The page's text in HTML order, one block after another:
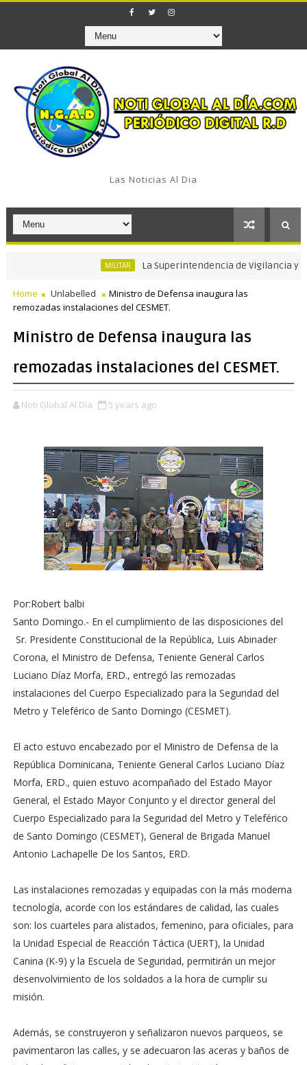
Las Noticias Al Dia
La Superintendencia de Vigilancia y
Home Unlabelled
Ministro de Defensa inaugura las
remozadas instalaciones del CESMET.
Ministro de Defensa inaugura las
remozadas instalaciones del CESMET.
Noti Global Al Día 5 years ago
Por:Robert balbi
Santo Domingo.- En el cumplimiento de las disposiciones del
Sr. Presidente Constitucional de la República, Luis Abinader
Corona, el Ministro de Defensa, Teniente General Carlos
Luciano Díaz Morfa, ERD., entregó las remozadas
instalaciones del Cuerpo Especializado para la Seguridad del
Metro y Teleférico de Santo Domingo (CESMET).
El acto estuvo encabezado por el Ministro de Defensa de la
República Dominicana, Teniente General Carlos Luciano Díaz
Morfa, ERD., quien estuvo acompañado del Estado Mayor
General, el Estado Mayor Conjunto y el director general del
Cuerpo Especializado para la Seguridad del Metro y Teleférico
de Santo Domingo (CESMET), General de Brigada Manuel
Antonio Lachapelle De los Santos, ERD.
Las instalaciones remozadas y equipadas con la más moderna
tecnología, acorde con los estándares de calidad, las cuales
son: los cuarteles para alistados, femenino, para oficiales, para
la Unidad Especial de Reacción Táctica (UERT), la Unidad
Canina (K-9) y la Escuela de Seguridad, permitirán un mejor
desenvolvimiento de los soldados a la hora de cumplir su
misión.
Además, se construyeron y señalizaron nuevos parqueos, se
pavimentaron las calles, y se adecuaron las aceras y baños de